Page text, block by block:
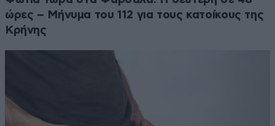
ώρες – Μήνυμα του 112 για τους κατοίκους της
Κρήνης